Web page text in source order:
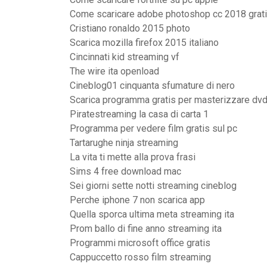
Come scaricare adobe photoshop cc 2018
Cristiano ronaldo 2015 photo
Scarica mozilla firefox 2015 italiano
Cincinnati kid streaming vf
The wire ita openload
Cineblog01 cinquanta sfumature di nero
Scarica programma gratis per masterizzare dvd
Piratestreaming la casa di carta 1
Programma per vedere film gratis sul pc
Tartarughe ninja streaming
La vita ti mette alla prova frasi
Sims 4 free download mac
Sei giorni sette notti streaming cineblog
Perche iphone 7 non scarica app
Quella sporca ultima meta streaming ita
Prom ballo di fine anno streaming ita
Programmi microsoft office gratis
Cappuccetto rosso film streaming